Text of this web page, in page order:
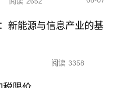
新能源与信息产业的基
阅读 3358